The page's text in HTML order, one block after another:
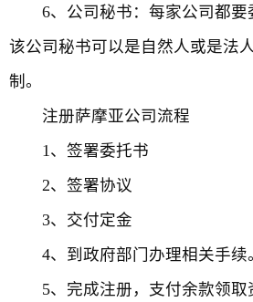
6、公司秘书：每家公司都要
该公司秘书可以是自然人或是法
制。
注册萨摩亚公司流程
1、签署委托书
2、签署协议
3、交付定金
4、到政府部门办理相关手续
5、完成注册，支付余款领取